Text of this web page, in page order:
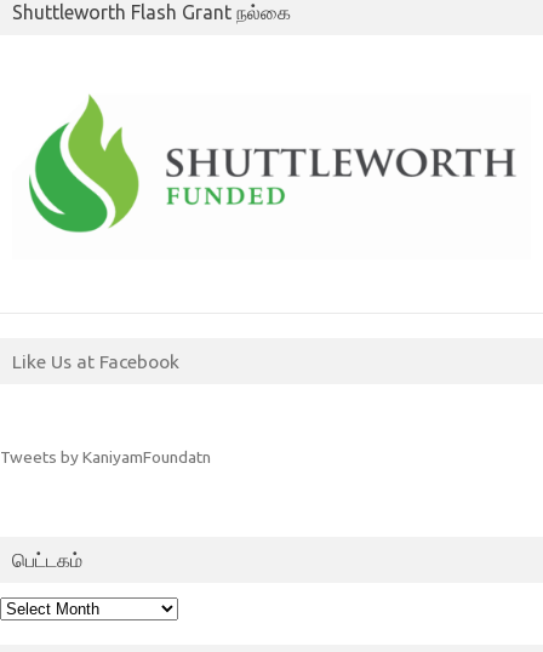
Shuttleworth Flash Grant நல்கை
Like Us at Facebook
Tweets by KaniyamFoundatn
பெட்டகம்
பெட்டகம்